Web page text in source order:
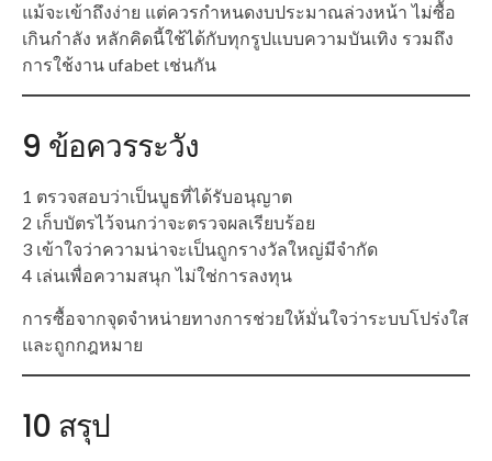
แม้จะเข้าถึงง่าย แต่ควรกำหนดงบประมาณล่วงหน้า ไม่ซื้อ
เกินกำลัง หลักคิดนี้ใช้ได้กับทุกรูปแบบความบันเทิง รวมถึง
การใช้งาน ufabet เช่นกัน
9 ข้อควรระวัง
1 ตรวจสอบว่าเป็นบูธที่ได้รับอนุญาต
2 เก็บบัตรไว้จนกว่าจะตรวจผลเรียบร้อย
3 เข้าใจว่าความน่าจะเป็นถูกรางวัลใหญ่มีจำกัด
4 เล่นเพื่อความสนุก ไม่ใช่การลงทุน
การซื้อจากจุดจำหน่ายทางการช่วยให้มั่นใจว่าระบบโปร่งใส
และถูกกฎหมาย
10 สรุป